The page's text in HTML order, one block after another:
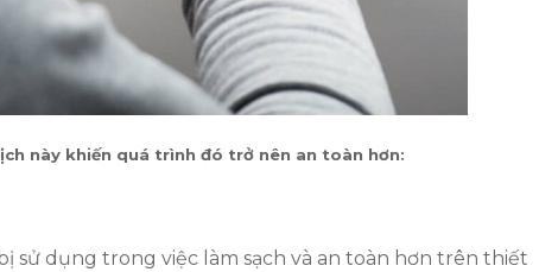
này khiến quá trình đó trở nên an toàn hơn:
sử dụng trong việc làm sạch và an toàn hơn trên thiết